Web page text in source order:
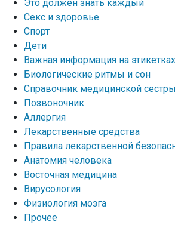
Это должен знать каждый
Секс и здоровье
Спорт
Дети
Важная информация на этикетках
Биологические ритмы и сон
Справочник медицинской сестры
Позвоночник
Аллергия
Лекарственные средства
Правила лекарственной
Aнатомия человека
Восточная медицина
Вирусология
Физиология мозга
Прочее